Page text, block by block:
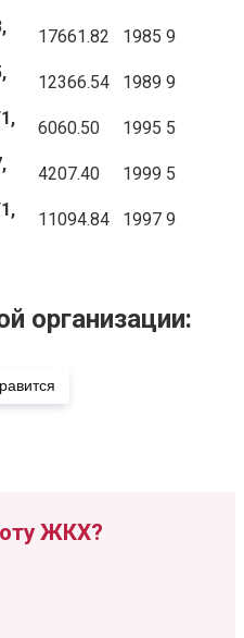
17661.82 1985 9
12366.54 1989 9
6060.50 1995 5
4207.40 1999 5
11094.84 1997 9
организации:
ЖКХ?